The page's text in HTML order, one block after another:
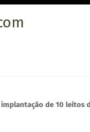
de 10 leitos